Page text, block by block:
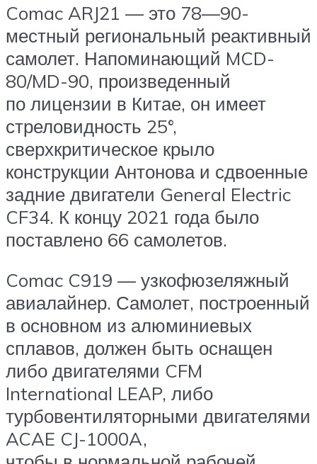
Comac ARJ21 — это 78—90-
местный региональный реактивный
самолет. Напоминающий MCD-
80/MD-90, произведенный
по лицензии в Китае, он имеет
стреловидность 25°,
сверхкритическое крыло
конструкции Антонова и сдвоенные
задние двигатели General Electric
CF34. К концу 2021 года было
поставлено 66 самолетов.
Comac C919 — узкофюзеляжный
авиалайнер. Самолет, построенный
в основном из алюминиевых
сплавов, должен быть оснащен
либо двигателями CFM
International LEAP, либо
турбовентиляторными двигателями
ACAE CJ-1000A,